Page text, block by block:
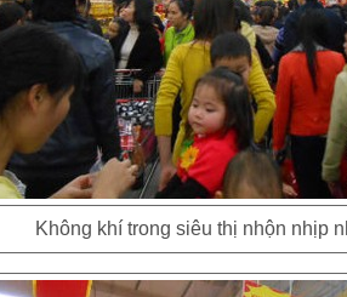
Không khí trong siêu thị nhộn nhịp